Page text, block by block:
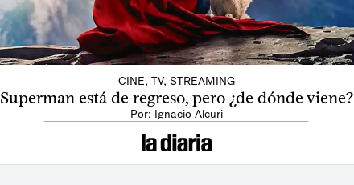
CINE, TV, STREAMING
Superman está de regreso, pero ¿de dónde viene?
Por: Ignacio Alcuri